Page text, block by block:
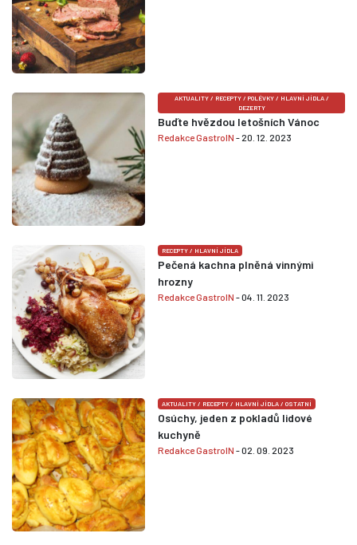
AKTUALITY / RECEPTY / POLÉVKY / HLAVNÍ JÍDLA /
DEZERTY
Buďte hvězdou letošních Vánoc
Redakce GastroIN - 20. 12. 2023
RECEPTY / HLAVNÍ JÍDLA
Pečená kachna plněná vinnými
hrozny
Redakce GastroIN - 04. 11. 2023
AKTUALITY / RECEPTY / HLAVNÍ JÍDLA /OSTATNÍ
Osúchy, jeden z pokladů lidové
kuchyně
Redakce GastroIN - 02. 09. 2023